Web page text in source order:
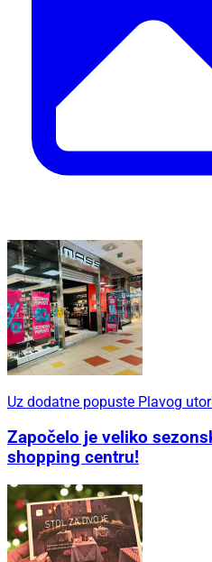
Uz dodatne popuste Plavog
Započelo je veliko
shopping centru!